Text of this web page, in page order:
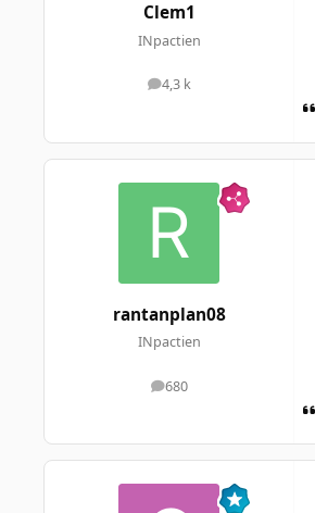
Clem1
INpactien
4,3 k
messages
rantanplan08
INpactien
680
messages